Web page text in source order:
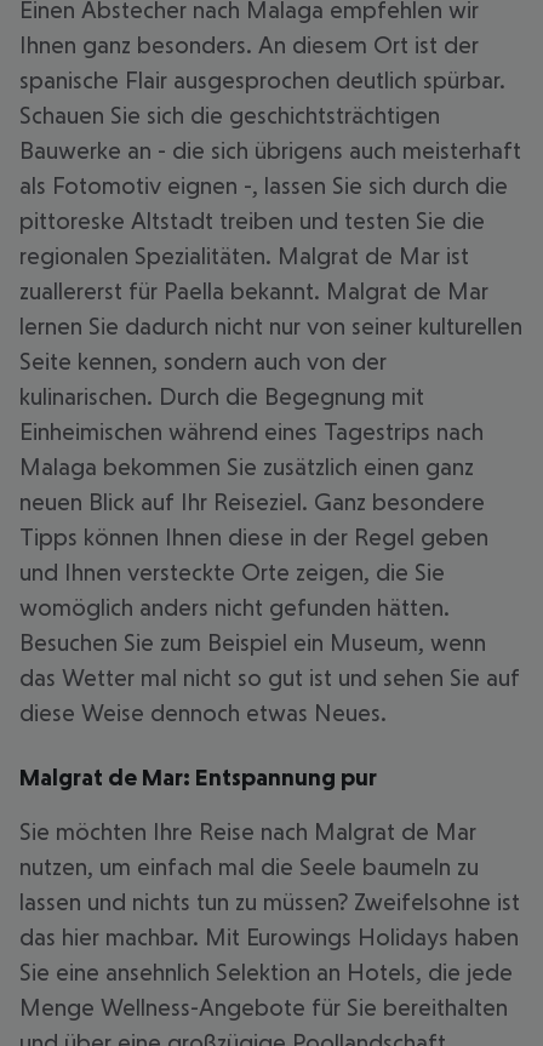
Einen Abstecher nach Malaga empfehlen wir
Ihnen ganz besonders. An diesem Ort ist der
spanische Flair ausgesprochen deutlich spürbar.
Schauen Sie sich die geschichtsträchtigen
Bauwerke an - die sich übrigens auch meisterhaft
als Fotomotiv eignen -, lassen Sie sich durch die
pittoreske Altstadt treiben und testen Sie die
regionalen Spezialitäten. Malgrat de Mar ist
zuallererst für Paella bekannt. Malgrat de Mar
lernen Sie dadurch nicht nur von seiner kulturellen
Seite kennen, sondern auch von der
kulinarischen. Durch die Begegnung mit
Einheimischen während eines Tagestrips nach
Malaga bekommen Sie zusätzlich einen ganz
neuen Blick auf Ihr Reiseziel. Ganz besondere
Tipps können Ihnen diese in der Regel geben
und Ihnen versteckte Orte zeigen, die Sie
womöglich anders nicht gefunden hätten.
Besuchen Sie zum Beispiel ein Museum, wenn
das Wetter mal nicht so gut ist und sehen Sie auf
diese Weise dennoch etwas Neues.
Malgrat de Mar: Entspannung pur
Sie möchten Ihre Reise nach Malgrat de Mar
nutzen, um einfach mal die Seele baumeln zu
lassen und nichts tun zu müssen? Zweifelsohne ist
das hier machbar. Mit Eurowings Holidays haben
Sie eine ansehnlich Selektion an Hotels, die jede
Menge Wellness-Angebote für Sie bereithalten